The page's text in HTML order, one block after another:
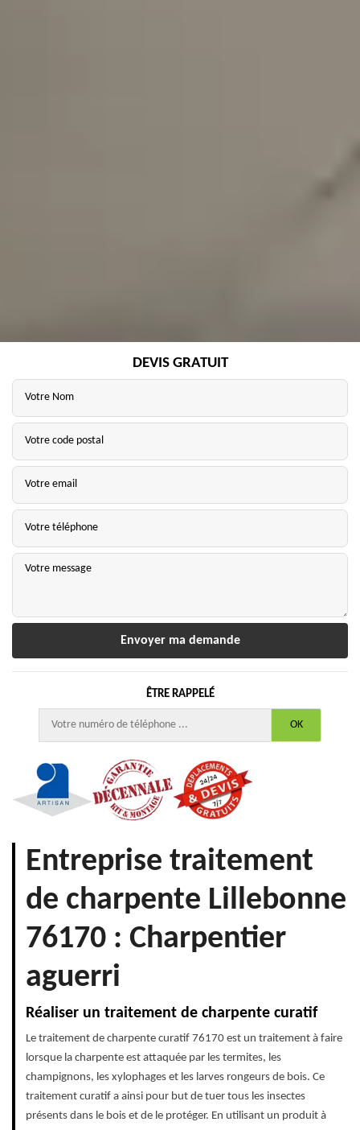
DEVIS GRATUIT
ÊTRE RAPPELÉ
Entreprise traitement
de charpente Lillebonne
76170 : Charpentier
aguerri
Réaliser un traitement de charpente curatif
Le traitement de charpente curatif 76170 est un traitement à faire
lorsque la charpente est attaquée par les termites, les
champignons, les xylophages et les larves rongeurs de bois. Ce
traitement curatif a ainsi pour but de tuer tous les insectes
présents dans le bois et de le protéger. En utilisant un produit à